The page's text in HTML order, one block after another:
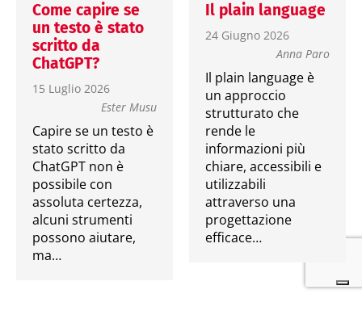
Come capire se
un testo è stato
scritto da
ChatGPT?
15 Luglio 2026
Ester Musu
Capire se un testo è
stato scritto da
ChatGPT non è
possibile con
assoluta certezza,
alcuni strumenti
possono aiutare,
ma…
Il plain language
24 Giugno 2026
Anna Paro
Il plain language è
un approccio
strutturato che
rende le
informazioni più
chiare, accessibili e
utilizzabili
attraverso una
progettazione
efficace…